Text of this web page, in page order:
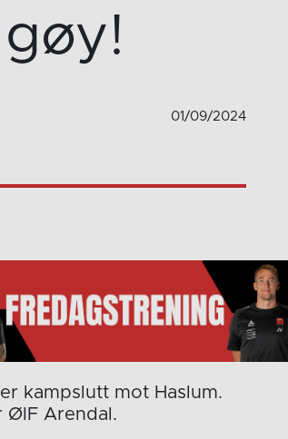
01/09/2024
kampslutt mot Haslum.
ØIF Arendal.